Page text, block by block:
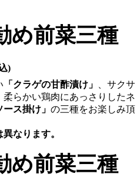
め前菜三種
)
「クラゲの甘酢漬け」
、サクサ
柔らかい鶏肉にあっさりしたネ
ース掛け」 の三種をお楽しみ頂
なります。
め前菜三種